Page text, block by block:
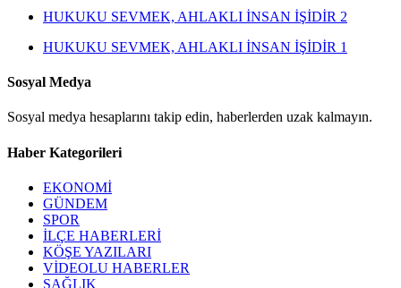
HUKUKU SEVMEK, AHLAKLI İNSAN İŞİDİR 2
HUKUKU SEVMEK, AHLAKLI İNSAN İŞİDİR 1
Sosyal Medya
Sosyal medya hesaplarını takip edin, haberlerden uzak kalmayın.
Haber Kategorileri
EKONOMİ
GÜNDEM
SPOR
İLÇE HABERLERİ
KÖŞE YAZILARI
VİDEOLU HABERLER
SAĞLIK